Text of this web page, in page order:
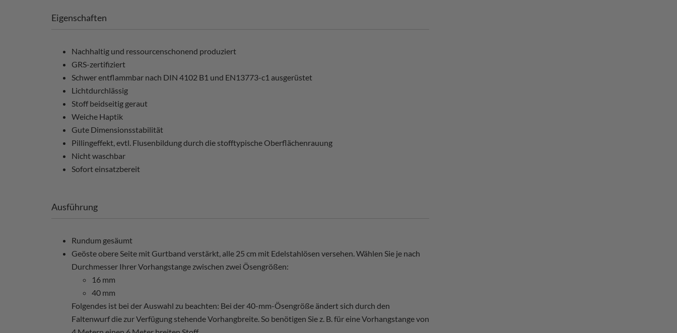
Eigenschaften
Nachhaltig und ressourcenschonend produziert
GRS-zertifiziert
Schwer entflammbar nach DIN 4102 B1 und EN13773-c1 ausgerüstet
Lichtdurchlässig
Stoff beidseitig geraut
Weiche Haptik
Gute Dimensionsstabilität
Pillingeffekt, evtl. Flusenbildung durch die stofftypische Oberflächenrauung
Nicht waschbar
Sofort einsatzbereit
Ausführung
Rundum gesäumt
Geöste obere Seite mit Gurtband verstärkt, alle 25 cm mit Edelstahlösen versehen. Wählen Sie je nach
Durchmesser Ihrer Vorhangstange zwischen zwei Ösengrößen:
16 mm
40 mm
Folgendes ist bei der Auswahl zu beachten: Bei der 40-mm-Ösengröße ändert sich durch den
Faltenwurf die zur Verfügung stehende Vorhangbreite. So benötigen Sie z. B. für eine Vorhangstange von